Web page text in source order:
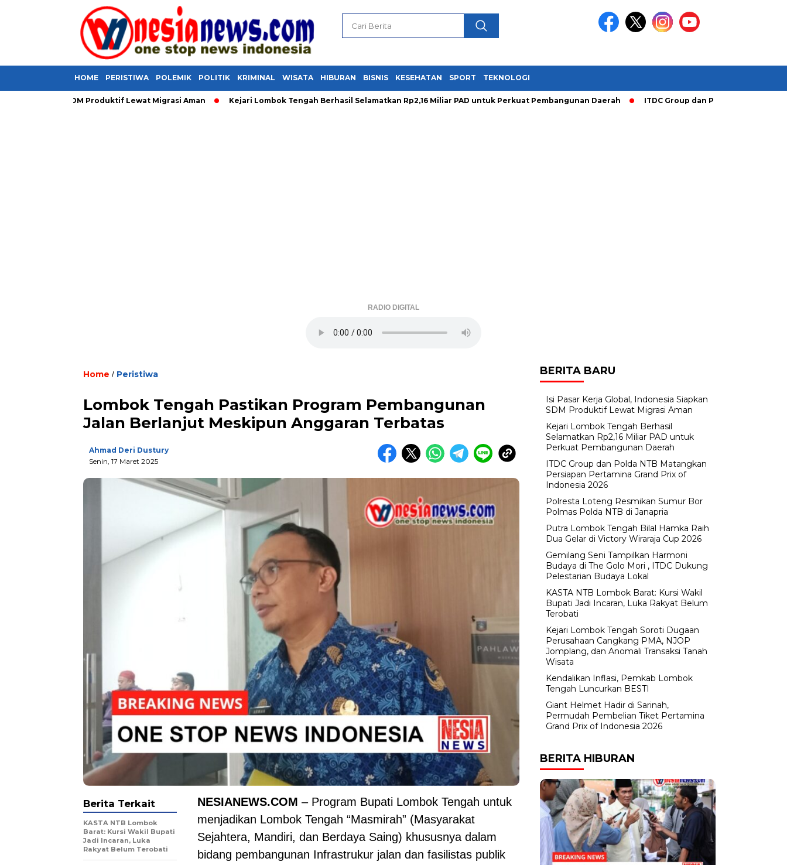
HOME PERISTIWA POLEMIK POLITIK KRIMINAL WISATA HIBURAN BISNIS KESEHATAN SPORT TEKNOLOGI
SDM Produktif Lewat Migrasi Aman Kejari Lombok Tengah Berhasil Selamatkan Rp2,16 Miliar PAD untuk Perkuat Pembangunan Daerah ITDC Group dan Polda NTB Matangkan
RADIO DIGITAL
Home / Peristiwa
Lombok Tengah Pastikan Program Pembangunan
Jalan Berlanjut Meskipun Anggaran Terbatas
Ahmad Deri Dustury
Senin, 17 Maret 2025
NESIANEWS.COM – Program Bupati Lombok Tengah untuk
menjadikan Lombok Tengah “Masmirah” (Masyarakat
Sejahtera, Mandiri, dan Berdaya Saing) khususnya dalam
bidang pembangunan Infrastrukur jalan dan fasilistas publik
Berita Terkait
KASTA NTB Lombok
Barat: Kursi Wakil Bupati
Jadi Incaran, Luka
Rakyat Belum Terobati
BERITA BARU
​Isi Pasar Kerja Global, Indonesia Siapkan
SDM Produktif Lewat Migrasi Aman
Kejari Lombok Tengah Berhasil
Selamatkan Rp2,16 Miliar PAD untuk
Perkuat Pembangunan Daerah
ITDC Group dan Polda NTB Matangkan
Persiapan Pertamina Grand Prix of
Indonesia 2026
Polresta Loteng Resmikan Sumur Bor
Polmas Polda NTB di Janapria
Putra Lombok Tengah Bilal Hamka Raih
Dua Gelar di Victory Wiraraja Cup 2026
Gemilang Seni Tampilkan Harmoni
Budaya di The Golo Mori , ITDC Dukung
Pelestarian Budaya Lokal
KASTA NTB Lombok Barat: Kursi Wakil
Bupati Jadi Incaran, Luka Rakyat Belum
Terobati
Kejari Lombok Tengah Soroti Dugaan
Perusahaan Cangkang PMA, NJOP
Jomplang, dan Anomali Transaksi Tanah
Wisata
Kendalikan Inflasi, Pemkab Lombok
Tengah Luncurkan BESTI
Giant Helmet Hadir di Sarinah,
Permudah Pembelian Tiket Pertamina
Grand Prix of Indonesia 2026
BERITA HIBURAN